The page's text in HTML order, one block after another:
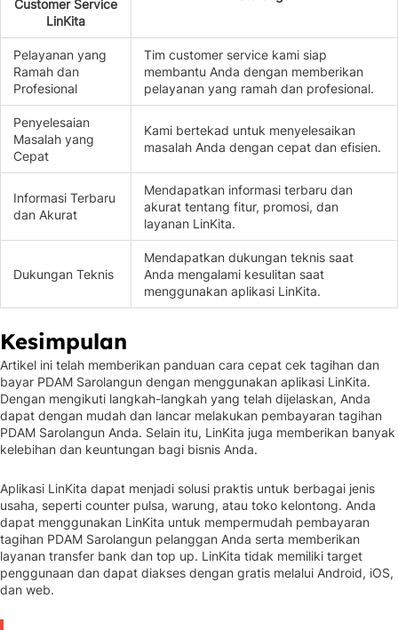
Customer Service
LinKita
Pelayanan yang
Ramah dan
Profesional
Tim customer service kami siap
membantu Anda dengan memberikan
pelayanan yang ramah dan profesional.
Penyelesaian
Masalah yang
Cepat
Kami bertekad untuk menyelesaikan
masalah Anda dengan cepat dan efisien.
Informasi Terbaru
dan Akurat
Mendapatkan informasi terbaru dan
akurat tentang fitur, promosi, dan
layanan LinKita.
Dukungan Teknis
Mendapatkan dukungan teknis saat
Anda mengalami kesulitan saat
menggunakan aplikasi LinKita.
Kesimpulan
Artikel ini telah memberikan panduan cara cepat cek tagihan dan
bayar PDAM Sarolangun dengan menggunakan aplikasi LinKita.
Dengan mengikuti langkah-langkah yang telah dijelaskan, Anda
dapat dengan mudah dan lancar melakukan pembayaran tagihan
PDAM Sarolangun Anda. Selain itu, LinKita juga memberikan banyak
kelebihan dan keuntungan bagi bisnis Anda.
Aplikasi LinKita dapat menjadi solusi praktis untuk berbagai jenis
usaha, seperti counter pulsa, warung, atau toko kelontong. Anda
dapat menggunakan LinKita untuk mempermudah pembayaran
tagihan PDAM Sarolangun pelanggan Anda serta memberikan
layanan transfer bank dan top up. LinKita tidak memiliki target
penggunaan dan dapat diakses dengan gratis melalui Android, iOS,
dan web.